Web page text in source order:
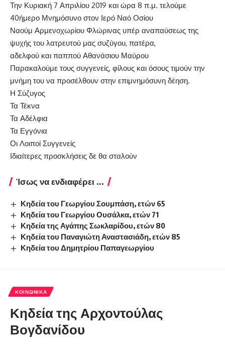
Την Κυριακή 7 Απριλίου 2019 και ώρα 8 π.μ. τελούμε
40ήμερο Μνημόσυνο στον Ιερό Ναό Οσίου
Ναούμ Αρμενοχωρίου Φλώρινας υπέρ αναπαύσεως της
ψυχής του λατρευτού μας συζύγου, πατέρα,
αδελφού και παππού Αθανάσιου Μαύρου
Παρακαλούμε τους συγγενείς, φίλους και όσους τιμούν την
μνήμη του να προσέλθουν στην επιμνημόσυνη δέηση.
Η Σύζυγος
Τα Τέκνα
Τα Αδέλφια
Τα Εγγόνια
Οι Λοιποί Συγγενείς
Ιδιαίτερες προσκλήσεις δε θα σταλούν
Ίσως να ενδιαφέρει ...
Κηδεία του Γεωργίου Σουμπάση, ετών 65
Κηδεία του Γεωργίου Ουσάλκα, ετών 71
Κηδεία της Αγάπης Σωκλαρίδου, ετών 80
Κηδεία του Παναγιώτη Αναστασιάδη, ετών 85
Κηδεία του Δημητρίου Παπαγεωργίου
ΚΟΙΝΩΝΙΚΆ
Κηδεία της Αρχοντούλας
Βογδανίδου